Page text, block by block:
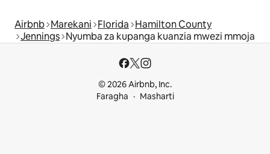
Airbnb Marekani Florida Hamilton County
Jennings Nyumba za kupanga kuanzia mwezi mmoja
© 2026 Airbnb, Inc.
Faragha
Masharti